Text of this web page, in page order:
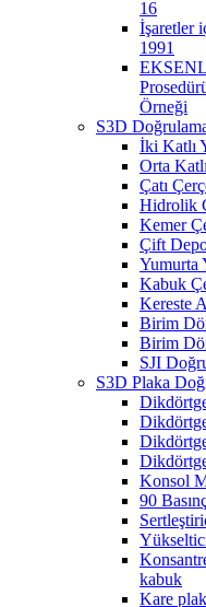
16
İşaretler
1991
Örneği
S3D
İki Katlı
Orta
Çatı
Hidrolik
Kemer
Çift
Yumurta
Kabuk
Kereste
Birim
Birim
SJI
S3D Plaka
Konsol
90
kabuk
Kare